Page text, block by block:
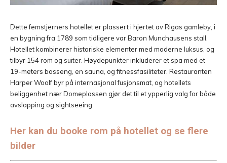
Dette femstjerners hotellet er plassert i hjertet av Rigas gamleby, i
en bygning fra 1789 som tidligere var Baron Munchausens stall.
Hotellet kombinerer historiske elementer med moderne luksus, og
tilbyr 154 rom og suiter. Høydepunkter inkluderer et spa med et
19-meters basseng, en sauna, og fitnessfasiliteter. Restauranten
Harper Woolf byr på internasjonal fusjonsmat, og hotellets
beliggenhet nær Domeplassen gjør det til et ypperlig valg for både
avslapping og sightseeing​
Her kan du booke rom på hotellet og se flere
bilder